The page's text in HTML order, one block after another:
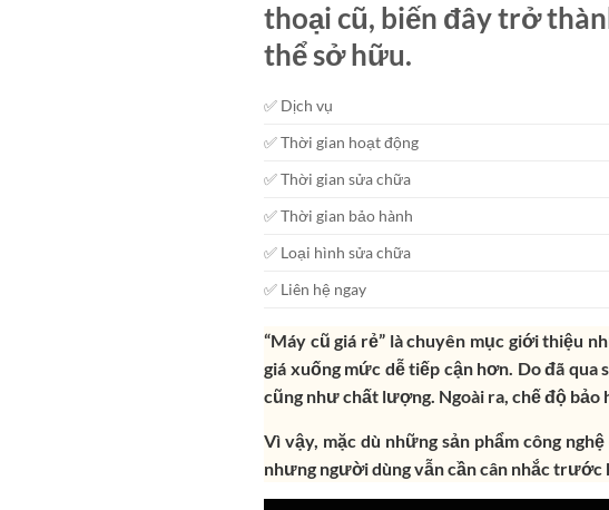
thoại cũ, biến đây trở
thể sở hữu.
✅ Dịch vụ
✅ Thời gian hoạt động
✅ Thời gian sửa chữa
✅ Thời gian bảo hành
✅ Loại hình sửa chữa
✅ Liên hệ ngay
“Máy cũ giá rẻ” là chuyên mục giới thiệu
giá xuống mức dễ tiếp cận hơn. Do đã
cũng như chất lượng. Ngoài ra, chế độ bảo
Vì vậy, mặc dù những sản phẩm công
nhưng người dùng vẫn cần cân nhắc trước